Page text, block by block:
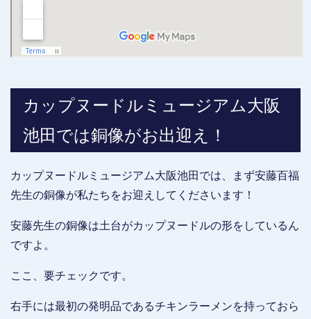
カップヌードルミュージアム大阪
池田では銅像がお出迎え！
カップヌードルミュージアム大阪池田では、まず安藤百福
先生の銅像が私たちをお迎えしてくださいます！
安藤先生の銅像は土台がカップヌードルの形をしているん
ですよ。
ここ、要チェックです。
右手には最初の発明品であるチキンラーメンを持っておら